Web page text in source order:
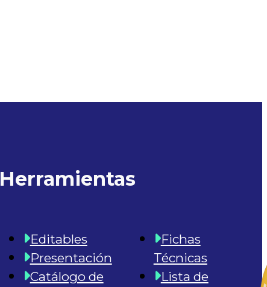
Herramientas
Editables
Presentación
Catálogo de
Fichas
Técnicas
Lista de